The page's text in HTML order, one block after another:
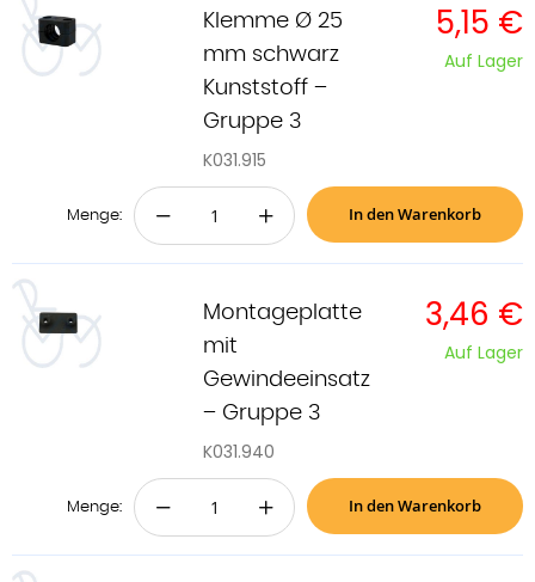
Klemme Ø 25
mm schwarz
Kunststoff –
Gruppe 3
K031.915
5,15 €
Auf Lager
Menge: − + In den Warenkorb
Montageplatte
mit
Gewindeeinsatz
– Gruppe 3
K031.940
3,46 €
Auf Lager
Menge: − + In den Warenkorb